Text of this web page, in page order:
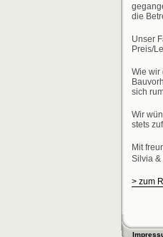
die
Unser
Preis/
Wie wir
sich
Wir
stets
Mit
Silvia &
> zum